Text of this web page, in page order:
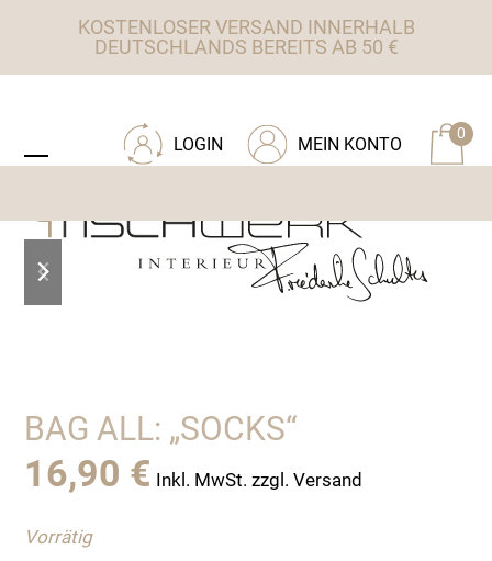
KOSTENLOSER VERSAND INNERHALB
DEUTSCHLANDS BEREITS AB 50 €
0
MEIN KONTO
LOGIN
mobile
mobile
slide
slide
BAG ALL: „SOCKS“
16,90 € Inkl. MwSt. zzgl. Versand
Vorrätig